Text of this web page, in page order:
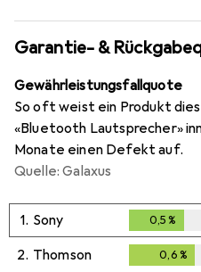
Garantie- &
Gewährleistungsfallquote
So oft weist ein Produkt
«Bluetooth Lautsprecher»
Monate einen Defekt auf.
Quelle: Galaxus
1. Sony 0,5 %
2. Thomson 0,6 %